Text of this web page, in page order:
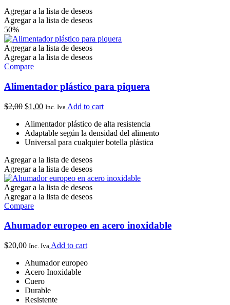
Agregar a la lista de deseos
Agregar a la lista de deseos
50%
Agregar a la lista de deseos
Agregar a la lista de deseos
Compare
Alimentador plástico para piquera
$2,00 $1,00 Inc. Iva Add to cart
Alimentador plástico de alta resistencia
Adaptable según la densidad del alimento
Universal para cualquier botella plástica
Agregar a la lista de deseos
Agregar a la lista de deseos
Agregar a la lista de deseos
Agregar a la lista de deseos
Compare
Ahumador europeo en acero inoxidable
$20,00 Inc. Iva Add to cart
Ahumador europeo
Acero Inoxidable
Cuero
Durable
Resistente